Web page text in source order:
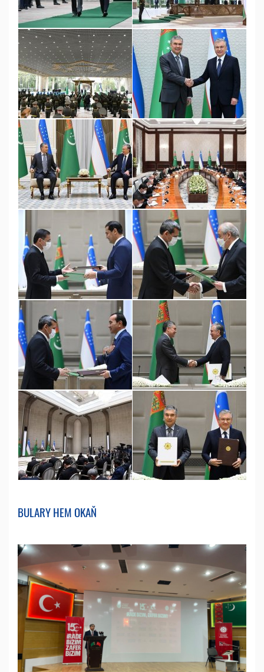
BULARY HEM OKAŇ